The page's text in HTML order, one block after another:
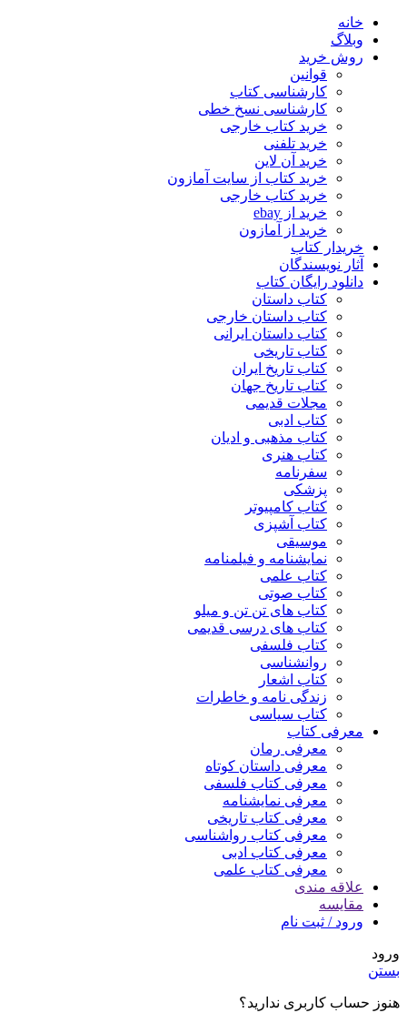
خانه
وبلاگ
روش خرید
قوانین
کارشناسی کتاب
کارشناسی نسخ خطی
خرید کتاب خارجی
خرید تلفنی
خرید آن لاین
خرید کتاب از سایت آمازون
خرید کتاب خارجی
خرید از ebay
خرید از آمازون
خریدار کتاب
آثار نویسندگان
دانلود رایگان کتاب
کتاب داستان
کتاب داستان خارجی
کتاب داستان ایرانی
کتاب تاریخی
کتاب تاریخ ایران
کتاب تاریخ جهان
مجلات قدیمی
کتاب ادبی
کتاب مذهبی و ادیان
کتاب هنری
سفرنامه
پزشکی
کتاب کامپیوتر
کتاب آشپزی
موسیقی
نمایشنامه و فیلمنامه
کتاب علمی
کتاب صوتی
کتاب های تن تن و میلو
کتاب های درسی قدیمی
کتاب فلسفی
روانشناسی
کتاب اشعار
زندگی نامه و خاطرات
کتاب سیاسی
معرفی کتاب
معرفی رمان
معرفی داستان کوتاه
معرفی کتاب فلسفی
معرفی نمایشنامه
معرفی کتاب تاریخی
معرفی کتاب رواشناسی
معرفی کتاب ادبی
معرفی کتاب علمی
علاقه مندی
مقایسه
ورود / ثبت نام
ورود
بستن
هنوز حساب کاربری ندارید؟